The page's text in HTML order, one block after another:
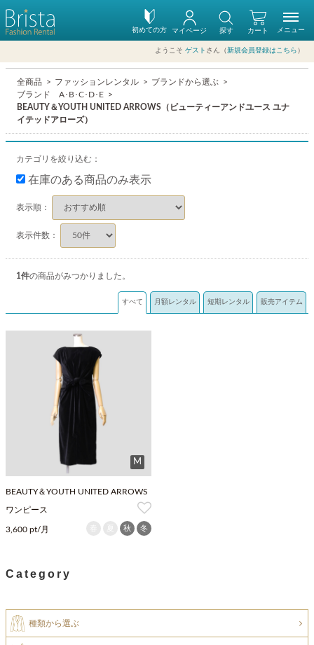
初めての方 カート
マイページ 探す
ようこそ ゲスト さん（新規会員登録はこちら ）
メニュー
全商品 ファッションレンタル
ブランドから選ぶ
ブランド A･B･C･D･E
BEAUTY＆YOUTH UNITED ARROWS（ビューティーアンドユース ユナ
イテッドアローズ）
カテゴリを絞り込む：
在庫のある商品のみ表示
表示順：
表示件数：
1件の商品がみつかりました。
すべて 月額レンタル 短期レンタル 販売アイテム
M
BEAUTY＆YOUTH UNITED ARROWS
ワンピース
3,600 pt/月 秋 冬
Category
種類から選ぶ